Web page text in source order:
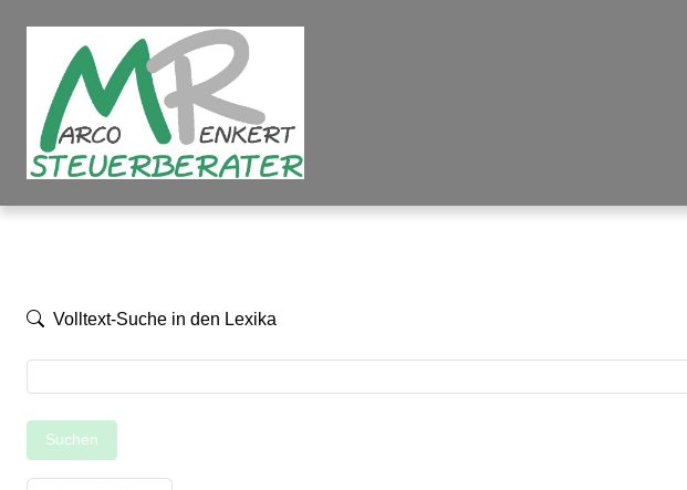
Volltext-Suche in den Lexika
Suchen